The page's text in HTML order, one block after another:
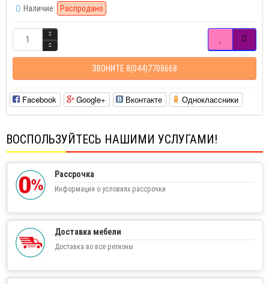
Наличие: Распродано
ЗВОНИТЕ 8(044)7708668
Facebook Google+ Вконтакте Одноклассники
ВОСПОЛЬЗУЙТЕСЬ НАШИМИ УСЛУГАМИ!
Рассрочка
Информация о условиях рассрочки
Доставка мебели
Доставка во все регионы